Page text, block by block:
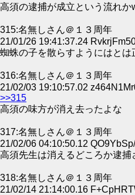
高須の逮捕が成立という流れか
315:名無しさん＠１３周年
21/01/26 19:41:37.24
蜘蛛の子を散らすようにはとは
316:名無しさん＠１３周年
21/02/03 19:10:57.02
>>315
高須の味方が消え去ったよな
317:名無しさん＠１３周年
21/02/06 04:10:50.12
高須先生は消えるどころか逮捕
318:名無しさん＠１３周年
21/02/14 21:14:00.16